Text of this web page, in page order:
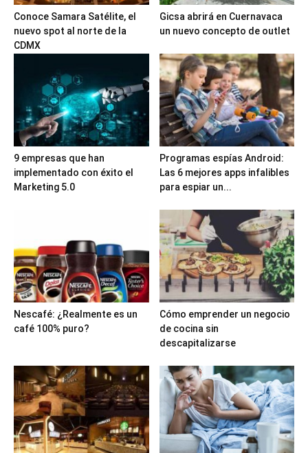
Conoce Samara Satélite, el
nuevo spot al norte de la
CDMX
Gicsa abrirá en Cuernavaca
un nuevo concepto de outlet
9 empresas que han
implementado con éxito el
Marketing 5.0
Programas espías Android:
Las 6 mejores apps infalibles
para espiar un...
Nescafé: ¿Realmente es un
café 100% puro?
Cómo emprender un negocio
de cocina sin
descapitalizarse